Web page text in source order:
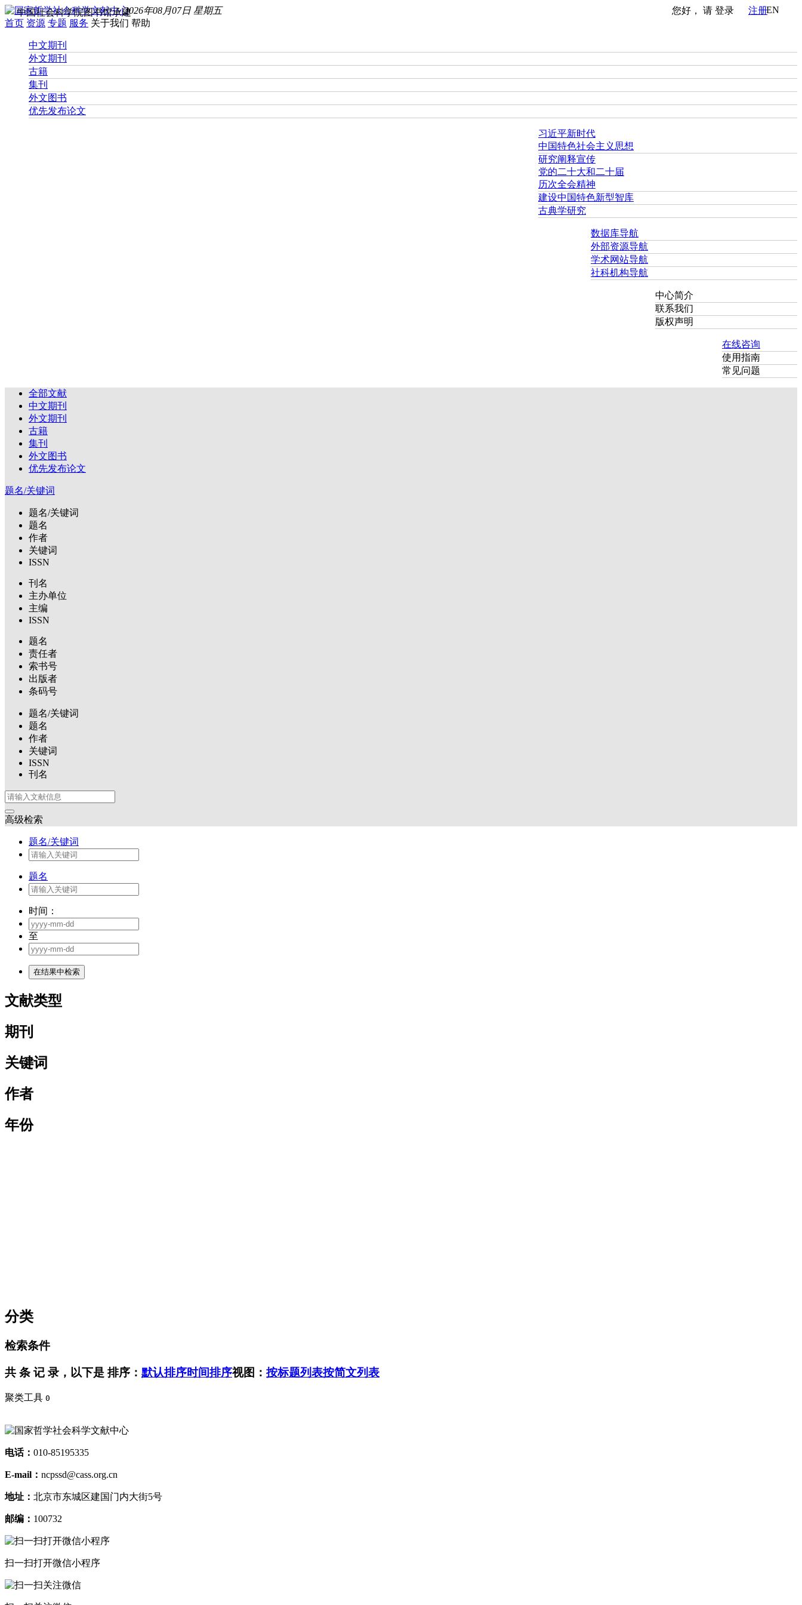
您好， 请 登录 注册EN
2026年08月07日 星期五
中国社会科学院图书馆承建
首页 资源 专题 服务 关于我们 帮助
中文期刊
外文期刊
古籍
集刊
外文图书
优先发布论文
习近平新时代
中国特色社会主义思想
研究阐释宣传
党的二十大和二十届
历次全会精神
建设中国特色新型智库
古典学研究
数据库导航
外部资源导航
学术网站导航
社科机构导航
中心简介
联系我们
版权声明
在线咨询
使用指南
常见问题
全部文献
中文期刊
外文期刊
古籍
集刊
外文图书
优先发布论文
题名/关键词
题名/关键词
题名
作者
关键词
ISSN
刊名
主办单位
主编
ISSN
题名
责任者
索书号
出版者
条码号
题名/关键词
题名
作者
关键词
ISSN
刊名
高级检索
题名/关键词
题名
时间：
至
文献类型
期刊
关键词
作者
年份
分类
检索条件
共 条 记 录，以下是 排序： 默认排序时间排序视图： 按标题列表按简文列表
聚类工具 0
电话： 010-85195335
E-mail： ncpssd@cass.org.cn
地址： 北京市东城区建国门内大街5号
邮编： 100732
扫一扫打开微信小程序